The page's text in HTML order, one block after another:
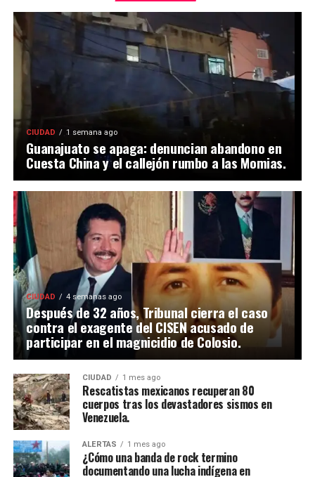
CIUDAD 1 semana ago
Guanajuato se apaga: denuncian abandono en
Cuesta China y el callejón rumbo a las Momias.
CIUDAD 4 semanas ago
Después de 32 años, Tribunal cierra el caso
contra el exagente del CISEN acusado de
participar en el magnicidio de Colosio.
CIUDAD 1 mes ago
Rescatistas mexicanos recuperan 80
cuerpos tras los devastadores sismos en
Venezuela.
ALERTAS 1 mes ago
¿Cómo una banda de rock termino
documentando una lucha indígena en